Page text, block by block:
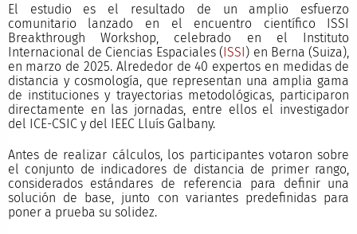
El estudio es el resultado de un amplio esfuerzo
comunitario lanzado en el encuentro científico ISSI
Breakthrough Workshop, celebrado en el Instituto
Internacional de Ciencias Espaciales (ISSI) en Berna (Suiza),
en marzo de 2025. Alrededor de 40 expertos en medidas de
distancia y cosmología, que representan una amplia gama
de instituciones y trayectorias metodológicas, participaron
directamente en las jornadas, entre ellos el investigador
del ICE-CSIC y del IEEC Lluís Galbany.
Antes de realizar cálculos, los participantes votaron sobre
el conjunto de indicadores de distancia de primer rango,
considerados estándares de referencia para definir una
solución de base, junto con variantes predefinidas para
poner a prueba su solidez.